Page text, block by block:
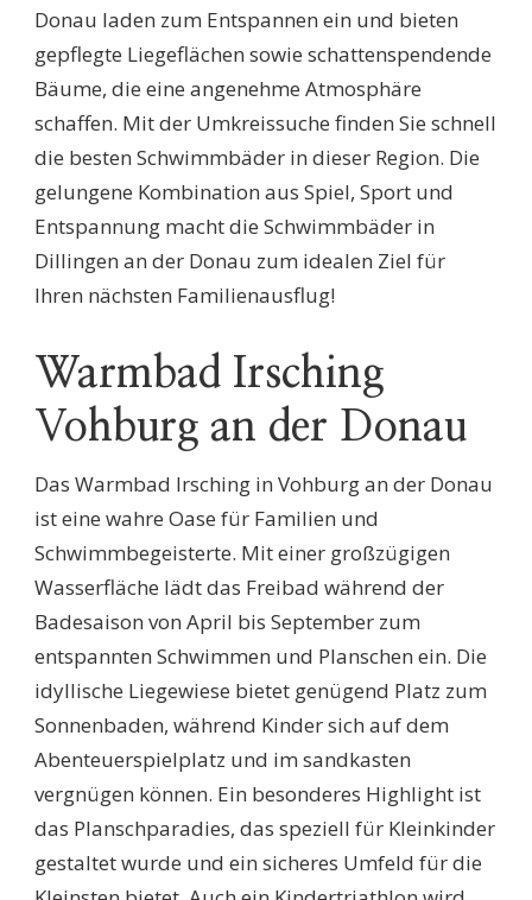
Donau laden zum Entspannen ein und bieten
gepflegte Liegeflächen sowie schattenspendende
Bäume, die eine angenehme Atmosphäre
schaffen. Mit der Umkreissuche finden Sie schnell
die besten Schwimmbäder in dieser Region. Die
gelungene Kombination aus Spiel, Sport und
Entspannung macht die Schwimmbäder in
Dillingen an der Donau zum idealen Ziel für
Ihren nächsten Familienausflug!
Warmbad Irsching
Vohburg an der Donau
Das Warmbad Irsching in Vohburg an der Donau
ist eine wahre Oase für Familien und
Schwimmbegeisterte. Mit einer großzügigen
Wasserfläche lädt das Freibad während der
Badesaison von April bis September zum
entspannten Schwimmen und Planschen ein. Die
idyllische Liegewiese bietet genügend Platz zum
Sonnenbaden, während Kinder sich auf dem
Abenteuerspielplatz und im sandkasten
vergnügen können. Ein besonderes Highlight ist
das Planschparadies, das speziell für Kleinkinder
gestaltet wurde und ein sicheres Umfeld für die